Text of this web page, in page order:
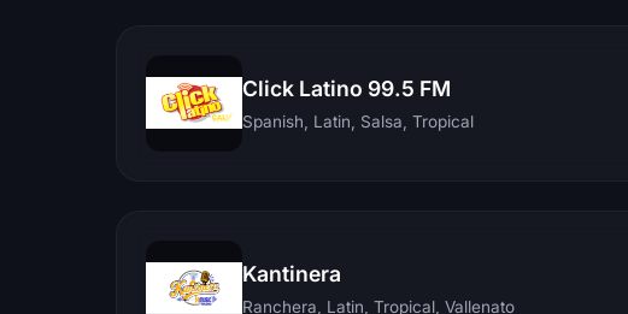
Click Latino 99.5 FM
Spanish, Latin, Salsa, Tropical
Kantinera
Ranchera, Latin, Tropical, Vallenato